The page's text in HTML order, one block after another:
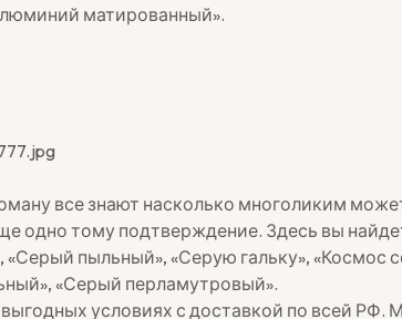
матированный».
все знают насколько многоликим
одно тому подтверждение. Здесь вы
пыльный», «Серую гальку», «Космос
«Серый перламутровый».
выгодных условиях с доставкой по всей РФ.